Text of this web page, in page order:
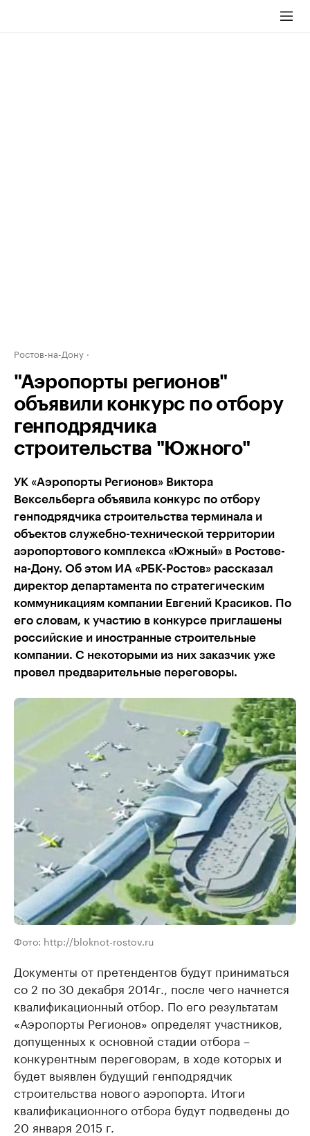
Ростов-на-Дону
"Аэропорты регионов"
объявили конкурс по отбору
генподрядчика
строительства "Южного"
УК «Аэропорты Регионов» Виктора
Вексельберга объявила конкурс по отбору
генподрядчика строительства терминала и
объектов служебно-технической территории
аэропортового комплекса «Южный» в Ростове-
на-Дону. Об этом ИА «РБК-Ростов» рассказал
директор департамента по стратегическим
коммуникациям компании Евгений Красиков. По
его словам, к участию в конкурсе приглашены
российские и иностранные строительные
компании. С некоторыми из них заказчик уже
провел предварительные переговоры.
Фото: http://bloknot-rostov.ru
Документы от претендентов будут приниматься
со 2 по 30 декабря 2014г., после чего начнется
квалификационный отбор. По его результатам
«Аэропорты Регионов» определят участников,
допущенных к основной стадии отбора –
конкурентным переговорам, в ходе которых и
будет выявлен будущий генподрядчик
строительства нового аэропорта. Итоги
квалификационного отбора будут подведены до
20 января 2015 г.